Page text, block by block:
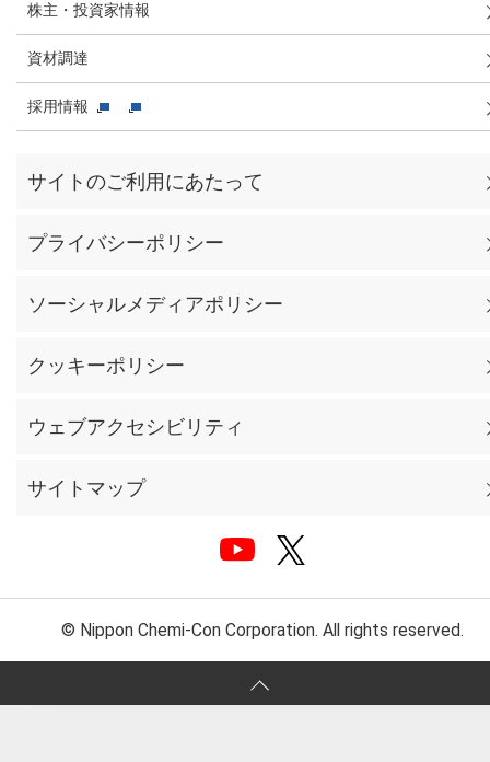
株主・投資家情報
資材調達
採用情報
サイトのご利用にあたって
プライバシーポリシー
ソーシャルメディアポリシー
クッキーポリシー
ウェブアクセシビリティ
サイトマップ
© Nippon Chemi-Con Corporation. All rights reserved.